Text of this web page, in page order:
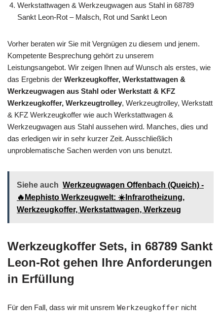
Werkstattwagen & Werkzeugwagen aus Stahl in 68789
Sankt Leon-Rot – Malsch, Rot und Sankt Leon
Vorher beraten wir Sie mit Vergnügen zu diesem und jenem.
Kompetente Besprechung gehört zu unserem
Leistungsangebot. Wir zeigen Ihnen auf Wunsch als erstes, wie
das Ergebnis der Werkzeugkoffer, Werkstattwagen &
Werkzeugwagen aus Stahl oder Werkstatt & KFZ
Werkzeugkoffer, Werkzeugtrolley, Werkzeugtrolley, Werkstatt
& KFZ Werkzeugkoffer wie auch Werkstattwagen &
Werkzeugwagen aus Stahl aussehen wird. Manches, dies und
das erledigen wir in sehr kurzer Zeit. Ausschließlich
unproblematische Sachen werden von uns benutzt.
Siehe auch Werkzeugwagen Offenbach (Queich) -
🔥Mephisto Werkzeugwelt: ☀️Infrarotheizung,
Werkzeugkoffer, Werkstattwagen, Werkzeug
Werkzeugkoffer Sets, in 68789 Sankt
Leon-Rot gehen Ihre Anforderungen
in Erfüllung
Für den Fall, dass wir mit unsrem Werkzeugkoffer nicht